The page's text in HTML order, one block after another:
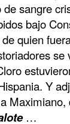
sangre
bajo
quien
se
Y
…